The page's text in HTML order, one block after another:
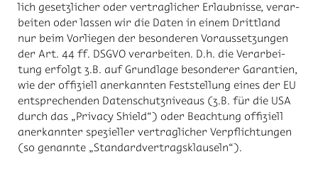
lich ge­setz­li­cher oder ver­trag­li­cher Er­laub­nis­se, ver­ar­
bei­ten oder las­sen wir die Da­ten in ei­nem Dritt­land
nur beim Vor­lie­gen der be­son­de­ren Vor­aus­set­zun­gen
der Art. 44 ff. DS­GVO ver­ar­bei­ten. D.h. die Ver­ar­bei­
tung er­folgt z.B. auf Grund­la­ge be­son­de­rer Ga­ran­ti­en,
wie der of­fi­zi­ell an­er­kann­ten Fest­stel­lung ei­nes der EU
ent­spre­chen­den Da­ten­schutz­ni­veaus (z.B. für die USA
durch das „Pri­va­cy Shield“) oder Be­ach­tung of­fi­zi­ell
an­er­kann­ter spe­zi­el­ler ver­trag­li­cher Ver­pflich­tun­gen
(so ge­nann­te „Stan­dard­ver­trags­klau­seln“).